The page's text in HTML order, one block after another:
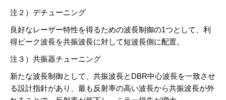
注２）デチューニング
良好なレーザー特性を得るための波長制御の1つとして、利
得ピーク波長を共振波長に対して短波長側に配置。
注３）共振器チューニング
新たな波長制御として、共振波長とDBR中心波長を一致させ
る設計指針があり、最も反射率の高い波長から共振波長が外